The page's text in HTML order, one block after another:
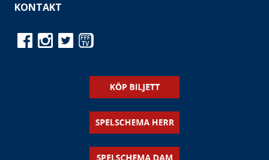
KONTAKT